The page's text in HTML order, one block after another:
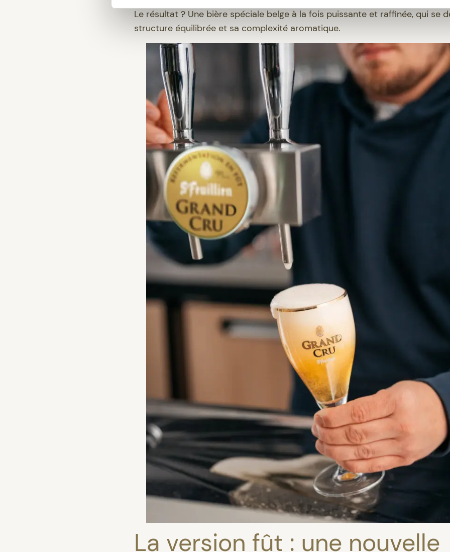
Le résultat ? Une bière spéciale belge à la fois puissante et raffinée, qui se
structure équilibrée et sa complexité aromatique.
La version fût : une nouvelle